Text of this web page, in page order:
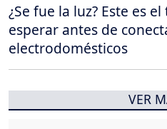
¿Se fue la luz? Este es
esperar antes de
electrodomésticos
VER